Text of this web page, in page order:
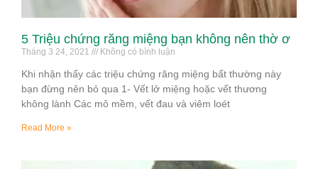
5 Triệu chứng răng miệng bạn không nên thờ ơ
Tháng 3 24, 2021 Không có bình luận
Khi nhận thấy các triệu chứng răng miệng bất thường này
bạn đừng nên bỏ qua 1- Vết lở miệng hoặc vết thương
không lành Các mô mềm, vết đau và viêm loét
Read More »